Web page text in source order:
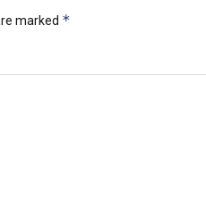
marked *